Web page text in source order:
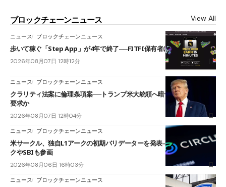
ブロックチェーンニュース View All
ニュース ブロックチェーンニュース
歩いて稼ぐ「Step App」が4年で終了──FITFI保有者に対応呼びかけ
2026年08月07日 12時12分
ニュース ブロックチェーンニュース
クラリティ法案に倫理条項案──トランプ米大統領へ暗号資産事業の売却
要求か
2026年08月07日 12時04分
ニュース ブロックチェーンニュース
米サークル、独自L1アークの初期バリデーターを発表――ブラックロッ
クやSBIも参画
2026年08月06日 16時03分
ニュース ブロックチェーンニュース